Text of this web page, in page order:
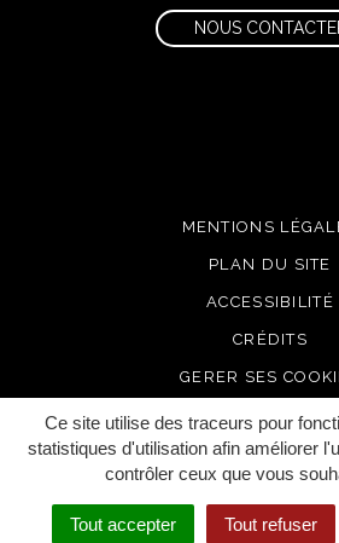
Ce site utilise des traceurs pour
statistiques d'utilisation afin améliorer
contrôler ceux que vous
Tout accepter Tout refuser
NOUS
MENTIONS
PLAN DU SITE
ACCESSIBILITÉ
CRÉDITS
GERER SES